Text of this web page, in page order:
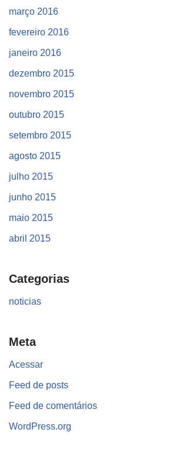
março 2016
fevereiro 2016
janeiro 2016
dezembro 2015
novembro 2015
outubro 2015
setembro 2015
agosto 2015
julho 2015
junho 2015
maio 2015
abril 2015
Categorias
noticias
Meta
Acessar
Feed de posts
Feed de comentários
WordPress.org